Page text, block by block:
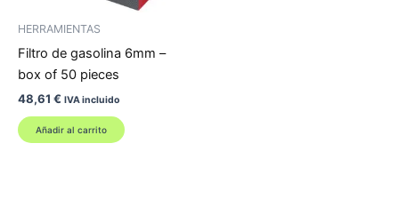
HERRAMIENTAS
Filtro de gasolina 6mm –
box of 50 pieces
48,61 € IVA incluido
Añadir al carrito